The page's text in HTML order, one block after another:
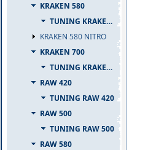
KRAKEN 580
TUNING KRAKEN 580
KRAKEN 580 NITRO
KRAKEN 700
TUNING KRAKEN 700
RAW 420
TUNING RAW 420
RAW 500
TUNING RAW 500
RAW 580